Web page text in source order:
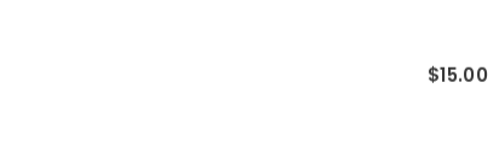
$15.00